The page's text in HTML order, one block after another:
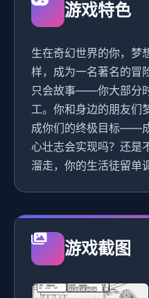
游戏特色
生在奇幻世界的你，梦
样，成为一名著名的冒
只会故事——你大部分
工。你和身边的朋友们
成你们的终极目标——
心壮志会实现吗？还是
溜走，你的生活徒留单
游戏截图